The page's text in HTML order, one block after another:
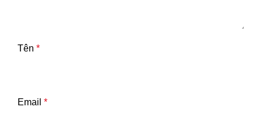
Tên *
Email *